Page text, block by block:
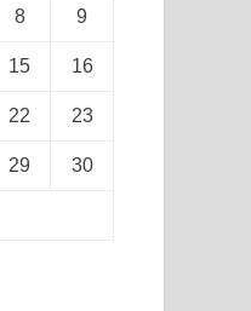
8 9
15 16
22 23
29 30